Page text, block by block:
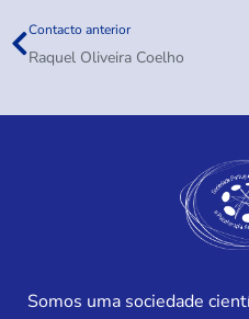
Contacto anterior
Raquel Oliveira Coelho
Somos uma sociedade